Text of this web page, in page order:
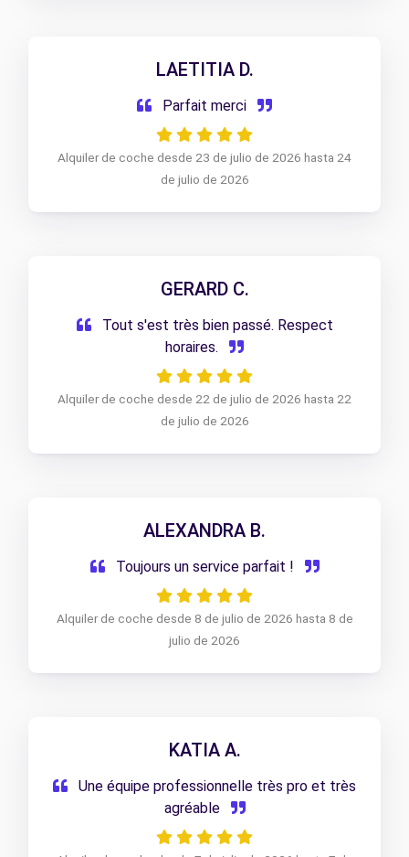
LAETITIA D.
Parfait merci
Alquiler de coche desde 23 de julio de 2026 hasta 24
de julio de 2026
GERARD C.
Tout s'est très bien passé. Respect
horaires.
Alquiler de coche desde 22 de julio de 2026 hasta 22
de julio de 2026
ALEXANDRA B.
Toujours un service parfait !
Alquiler de coche desde 8 de julio de 2026 hasta 8 de
julio de 2026
KATIA A.
Une équipe professionnelle très pro et très
agréable